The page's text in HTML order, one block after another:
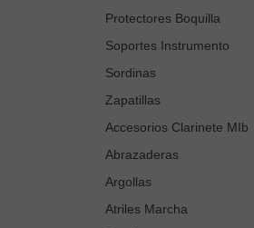
Protectores Boquilla
Soportes Instrumento
Sordinas
Zapatillas
Accesorios Clarinete MIb
Abrazaderas
Argollas
Atriles Marcha